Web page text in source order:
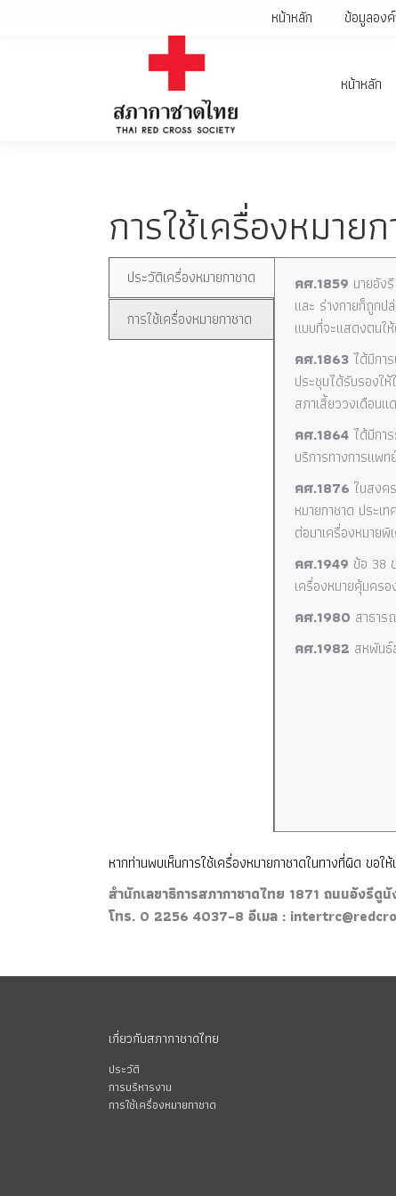
หน้าหลัก
การใช้เครื่องหมาย
ประวัติเครื่องหมายกาชาด
การใช้เครื่องหมายกาชาด
คศ.1859 นายอัง
และ ร่างกายก็ถูกป
แบบที่จะแสดงตนใ
คศ.1863 ได้มีกา
ประชุมได้รับรองใ
สภาเสี้ยววงเดือน
คศ.1864 ได้มีกา
บริการทางการแพ
คศ.1876 ในสงค
หมายกาชาด ประเ
ต่อมาเครื่องหมาย
คศ.1949 ข้อ 38
เครื่องหมายคุ้มคร
คศ.1980 สาธาร
คศ.1982 สหพันธ์
หากท่านพบเห็นการใช้เครื่องหมายกาชาดในทางที่ผิด ขอใ
สำนักเลขาธิการสภากาชาดไทย 1871 ถนนอังรีดู
โทร. 0 2256 4037-8 อีเมล :
เกี่ยวกับสภากาชาดไทย
ประวัติ
การบริหารงาน
การใช้เครื่องหมายกาชาด
หน้าหลัก ข้อมูลอง